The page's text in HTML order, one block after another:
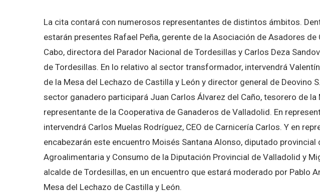
La cita contará con numerosos representantes de distintos ámbitos.
estarán presentes Rafael Peña, gerente de la Asociación de Asadores de
Cabo, directora del Parador Nacional de Tordesillas y Carlos Deza
de Tordesillas. En lo relativo al sector transformador, intervendrá
de la Mesa del Lechazo de Castilla y León y director general de Deovino
sector ganadero participará Juan Carlos Álvarez del Caño, tesorero de la
representante de la Cooperativa de Ganaderos de Valladolid. En
intervendrá Carlos Muelas Rodríguez, CEO de Carnicería Carlos. Y en
encabezarán este encuentro Moisés Santana Alonso, diputado
Agroalimentaria y Consumo de la Diputación Provincial de Valladolid y
alcalde de Tordesillas, en un encuentro que estará moderado por Pablo
Mesa del Lechazo de Castilla y León.